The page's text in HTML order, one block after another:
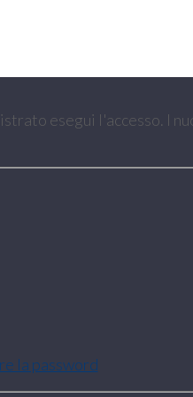
esegui l'accesso. I
la password